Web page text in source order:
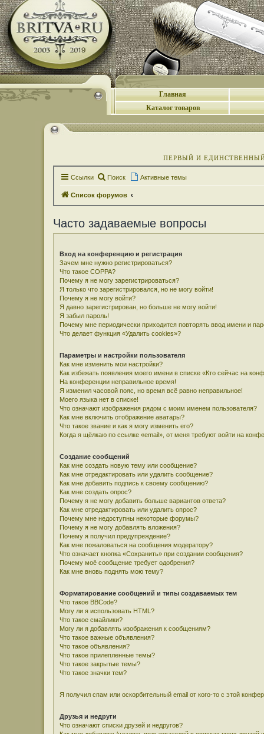
Главная
Каталог товаров
ПЕРВЫЙ И
Ссылки Поиск Активные темы
Список форумов
Часто задаваемые вопросы
Вход на конференцию и регистрация
Зачем мне нужно регистрироваться?
Что такое COPPA?
Почему я не могу зарегистрироваться?
Я только что зарегистрировался, но не могу войти!
Почему я не могу войти?
Я давно зарегистрирован, но больше не могу войти!
Я забыл пароль!
Почему мне периодически приходится повторять ввод имени и
Что делает функция «Удалить cookies»?
Параметры и настройки пользователя
Как мне изменить мои настройки?
Как избежать появления моего имени в списке «Кто сейчас на
На конференции неправильное время!
Я изменил часовой пояс, но время всё равно неправильное!
Моего языка нет в списке!
Что означают изображения рядом с моим именем пользователя?
Как мне включить отображение аватары?
Что такое звание и как я могу изменить его?
Когда я щёлкаю по ссылке «email», от меня требуют войти на
Создание сообщений
Как мне создать новую тему или сообщение?
Как мне отредактировать или удалить сообщение?
Как мне добавить подпись к своему сообщению?
Как мне создать опрос?
Почему я не могу добавить больше вариантов ответа?
Как мне отредактировать или удалить опрос?
Почему мне недоступны некоторые форумы?
Почему я не могу добавлять вложения?
Почему я получил предупреждение?
Как мне пожаловаться на сообщения модератору?
Что означает кнопка «Сохранить» при создании сообщения?
Почему моё сообщение требует одобрения?
Как мне вновь поднять мою тему?
Форматирование сообщений и типы создаваемых тем
Что такое BBCode?
Могу ли я использовать HTML?
Что такое смайлики?
Могу ли я добавлять изображения к сообщениям?
Что такое важные объявления?
Что такое объявления?
Что такое прилепленные темы?
Что такое закрытые темы?
Что такое значки тем?
Я получил спам или оскорбительный email от кого-то с этой
Друзья и недруги
Что означают списки друзей и недругов?